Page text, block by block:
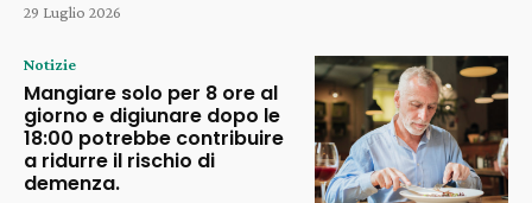
29 Luglio 2026
Notizie
Mangiare solo per 8 ore al
giorno e digiunare dopo le
18:00 potrebbe contribuire
a ridurre il rischio di
demenza.